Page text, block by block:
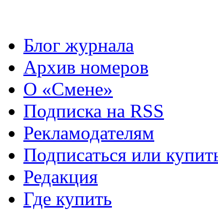
Блог журнала
Архив номеров
О «Смене»
Подписка на RSS
Рекламодателям
Подписаться или
Редакция
Где купить